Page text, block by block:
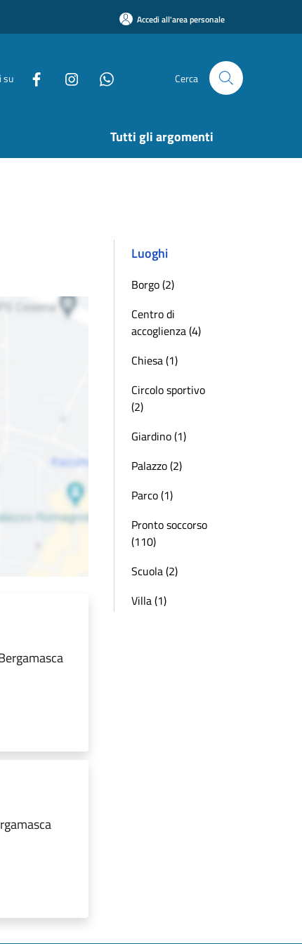
Accedi all'area personale
su Cerca
Tutti gli argomenti
Luoghi
Borgo (2)
Centro di
accoglienza (4)
Chiesa (1)
Circolo sportivo
(2)
Giardino (1)
Palazzo (2)
Parco (1)
Pronto soccorso
(110)
Scuola (2)
Villa (1)